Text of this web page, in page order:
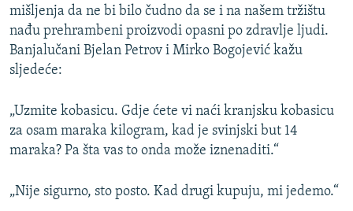
mišljenja da ne bi bilo čudno da se i na našem tržištu
nađu prehrambeni proizvodi opasni po zdravlje ljudi.
Banjalučani Bjelan Petrov i Mirko Bogojević kažu
sljedeće:
„Uzmite kobasicu. Gdje ćete vi naći kranjsku kobasicu
za osam maraka kilogram, kad je svinjski but 14
maraka? Pa šta vas to onda može iznenaditi.“
„Nije sigurno, sto posto. Kad drugi kupuju, mi jedemo.“